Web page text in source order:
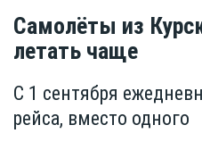
Самолёты из
летать чаще
С 1 сентября
рейса, вместо одного